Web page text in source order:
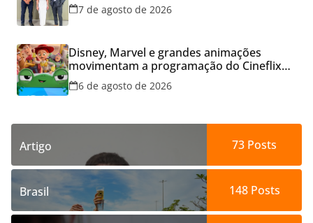
7 de agosto de 2026
Disney, Marvel e grandes animações
movimentam a programação do Cineflix
do Aparecida Shopping
6 de agosto de 2026
Artigo 73 Posts
Brasil 148Posts